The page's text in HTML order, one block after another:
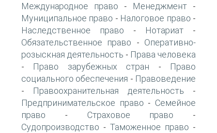
Международное право - Менеджмент -
Муниципальное право - Налоговое право -
Наследственное право - Нотариат -
Обязательственное право - Оперативно-
розыскная деятельность - Права человека
- Право зарубежных стран -
Право
социального обеспечения - Правоведение
- Правоохранительная деятельность -
Предпринимательское право - Семейное
право - Страховое право -
Судопроизводство - Таможенное право -